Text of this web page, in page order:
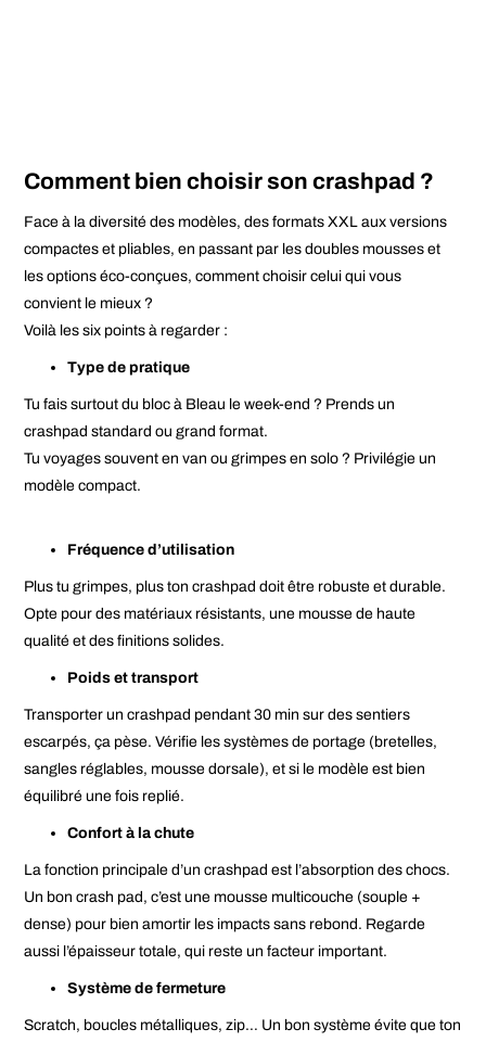
Comment bien choisir son crashpad ?
Face à la diversité des modèles, des formats XXL aux versions
compactes et pliables, en passant par les doubles mousses et
les options éco-conçues, comment choisir celui qui vous
convient le mieux ?
Voilà les six points à regarder :
Type de pratique
Tu fais surtout du bloc à Bleau le week-end ? Prends un
crashpad standard ou grand format.
Tu voyages souvent en van ou grimpes en solo ? Privilégie un
modèle compact.
Fréquence d’utilisation
Plus tu grimpes, plus ton crashpad doit être robuste et durable.
Opte pour des matériaux résistants, une mousse de haute
qualité et des finitions solides.
Poids et transport
Transporter un crashpad pendant 30 min sur des sentiers
escarpés, ça pèse. Vérifie les systèmes de portage (bretelles,
sangles réglables, mousse dorsale), et si le modèle est bien
équilibré une fois replié.
Confort à la chute
La fonction principale d’un crashpad est l’absorption des chocs.
Un bon crash pad, c’est une mousse multicouche (souple +
dense) pour bien amortir les impacts sans rebond. Regarde
aussi l’épaisseur totale, qui reste un facteur important.
Système de fermeture
Scratch, boucles métalliques, zip… Un bon système évite que ton